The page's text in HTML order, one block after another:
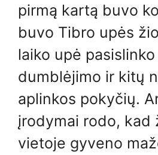
pirmą kartą buvo
buvo Tibro upės
laiko upė
dumblėjimo ir kitų
aplinkos pokyčių.
įrodymai rodo, kad
vietoje gyveno